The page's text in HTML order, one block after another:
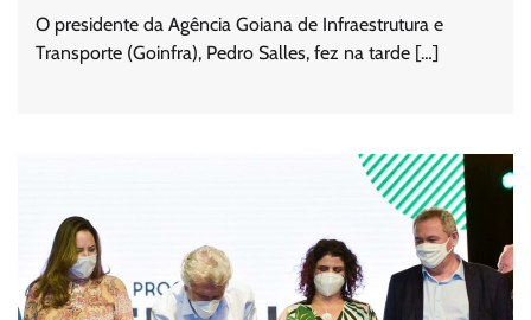
O presidente da Agência Goiana de Infraestrutura e
Transporte (Goinfra), Pedro Salles, fez na tarde […]